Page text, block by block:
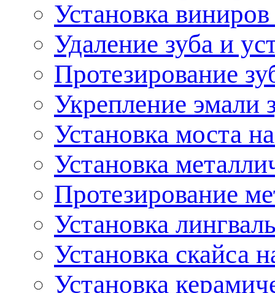
Установка
Удаление зуба и
Протезирование
Укрепление эмали
Установка моста
Установка
Протезирование
Установка
Установка скайса
Установка